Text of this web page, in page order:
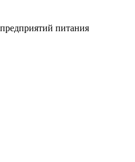
питания